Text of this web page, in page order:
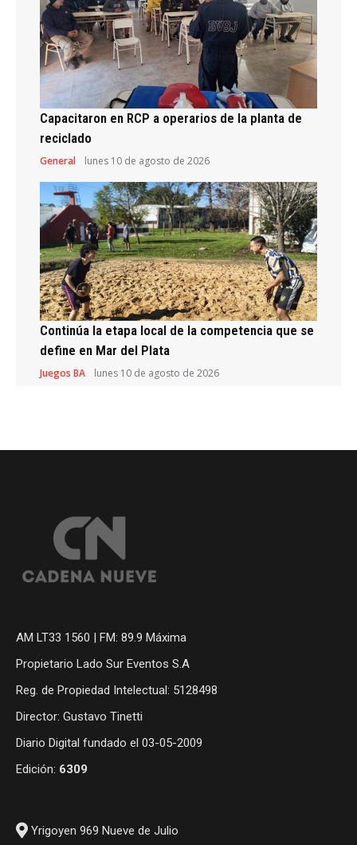
Capacitaron en RCP a operarios de la planta de
reciclado
General lunes 10 de agosto de 2026
Continúa la etapa local de la competencia que se
define en Mar del Plata
Juegos BA lunes 10 de agosto de 2026
AM LT33 1560 | FM: 89.9 Máxima
Propietario Lado Sur Eventos S.A
Reg. de Propiedad Intelectual: 5128498
Director: Gustavo Tinetti
Diario Digital fundado el 03-05-2009
Edición: 6309
Yrigoyen 969 Nueve de Julio